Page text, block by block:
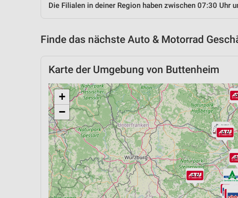
Die Filialen in deiner Region haben zwischen 07:30 Uhr
Finde das nächste Auto & Motorrad
Karte der Umgebung von Buttenheim
+
−